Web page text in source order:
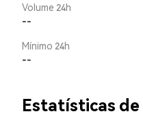
Volume 24h
--
Mínimo 24h
--
Estatísticas de